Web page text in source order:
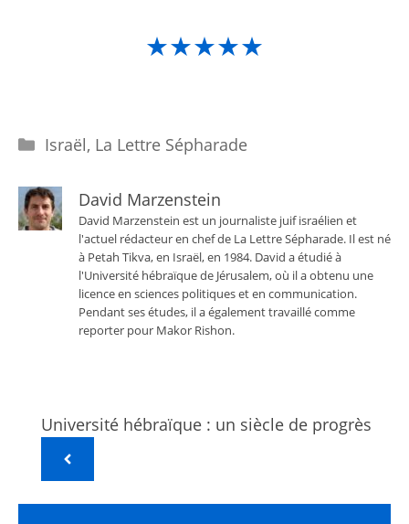
★★★★★
Catégories
Israël, La Lettre Sépharade
David Marzenstein
David Marzenstein est un journaliste juif israélien et
l'actuel rédacteur en chef de La Lettre Sépharade. Il est né
à Petah Tikva, en Israël, en 1984. David a étudié à
l'Université hébraïque de Jérusalem, où il a obtenu une
licence en sciences politiques et en communication.
Pendant ses études, il a également travaillé comme
reporter pour Makor Rishon.
Université hébraïque : un siècle de progrès